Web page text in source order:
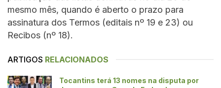
mesmo mês, quando é aberto o prazo para
assinatura dos Termos (editais nº 19 e 23) ou
Recibos (nº 18).
ARTIGOS RELACIONADOS
Tocantins terá 13 nomes na disputa por